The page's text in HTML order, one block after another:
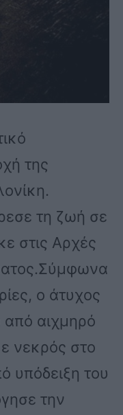
της
τη ζωή σε
στις Αρχές
ο άτυχος
από αιχμηρό
νεκρός στο
υπόδειξη του
την